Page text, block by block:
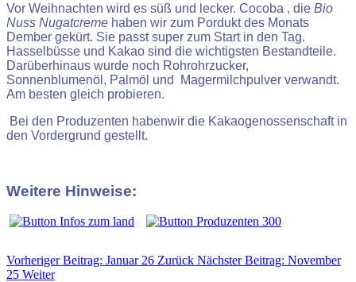
Vor Weihnachten wird es süß und lecker. Cocoba , die Bio
Nuss Nugatcreme haben wir zum Pordukt des Monats
Dember gekürt. Sie passt super zum Start in den Tag.
Hasselbüsse und Kakao sind die wichtigsten Bestandteile.
Darüberhinaus wurde noch Rohrohrzucker,
Sonnenblumenöl, Palmöl und Magermilchpulver verwandt.
Am besten gleich probieren.
Bei den Produzenten habenwir die Kakaogenossenschaft in
den Vordergrund gestellt.
Weitere Hinweise:
Vorheriger Beitrag: Januar 26 Zurück Nächster Beitrag: November
25 Weiter